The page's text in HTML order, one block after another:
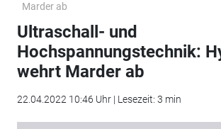
Marder ab
Ultraschall- und
Hochspannungstechnik:
wehrt Marder ab
22.04.2022 10:46 Uhr | Lesezeit: 3 min